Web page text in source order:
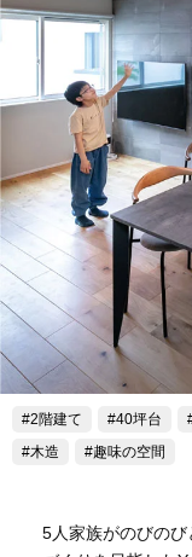
2階建て 40坪台
木造
趣味の空間
5人家族がのびの